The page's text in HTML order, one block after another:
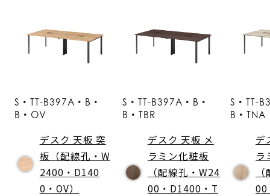
S・TT-B397A・B・
B・OV
デスク 天板 突
板（配線孔・W
2400・D140
0・OV）
S・TT-B397A・B・
B・TBR
デスク 天板 メ
ラミン化粧板
（配線孔・W24
00・D1400・T
S・TT-
B・TNA
デ
ラ
00